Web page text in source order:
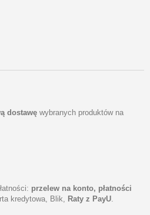
dostawę wybranych produktów na
przelew na konto, płatności
kredytowa, Blik, Raty z PayU.